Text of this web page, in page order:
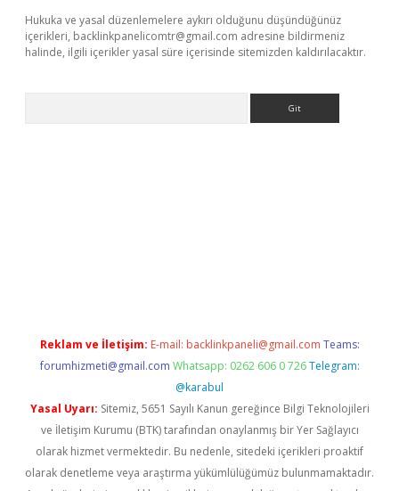
Hukuka ve yasal düzenlemelere aykırı olduğunu düşündüğünüz
içerikleri, backlinkpanelicomtr@gmail.com adresine bildirmeniz
halinde, ilgili içerikler yasal süre içerisinde sitemizden kaldırılacaktır.
Reklam ve İletişim: E-mail: backlinkpaneli@gmail.com Teams:
forumhizmeti@gmail.com Whatsapp: 0262 606 0 726 Telegram:
@karabul
Yasal Uyarı: Sitemiz, 5651 Sayılı Kanun gereğince Bilgi Teknolojileri
ve İletişim Kurumu (BTK) tarafından onaylanmış bir Yer Sağlayıcı
olarak hizmet vermektedir. Bu nedenle, sitedeki içerikleri proaktif
olarak denetleme veya araştırma yükümlülüğümüz bulunmamaktadır.